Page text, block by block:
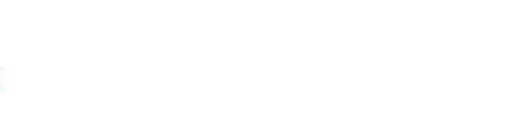
ár